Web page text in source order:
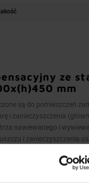
ze
mm
są do pomieszczeń
i zanieczyszczenia
nawiewanego i
i zanieczyszczenia
spustowy przy
nawiewane jest do